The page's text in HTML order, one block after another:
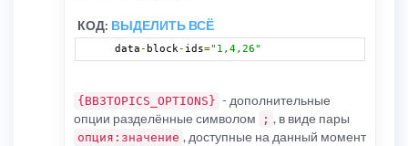
КОД: ВЫДЕЛИТЬ ВСЁ
data- block- ids="1,4,26"
{BB3TOPICS_OPTIONS} - дополнительные
опции разделённые символом
; , в виде пары
опция:значение , доступные на данный момент